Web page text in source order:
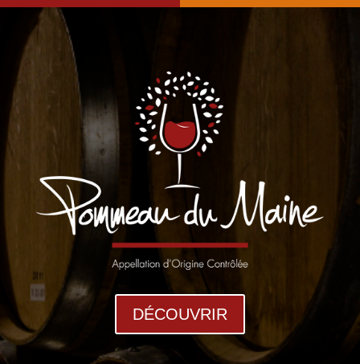
DÉCOUVRIR